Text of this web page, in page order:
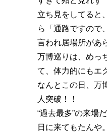
立ち見をしてると
ら「通路ですので
言われ居場所があ
万博巡りは、めっ
て、体力的にもエ
なんとこの日、万
人突破！！️
“過去最多”の来場
日に来てもたんや。